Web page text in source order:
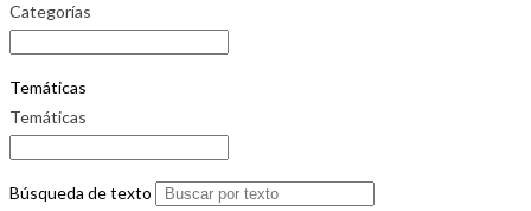
Categorías
Temáticas
Temáticas
Búsqueda de texto